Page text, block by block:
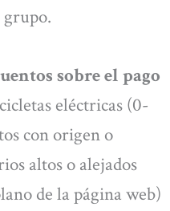
grupo.
sobre el pago
eléctricas (0-
con origen o
altos o alejados
de la página web)